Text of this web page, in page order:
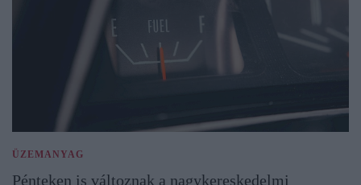
ÜZEMANYAG
Pénteken is változnak a nagykereskedelmi